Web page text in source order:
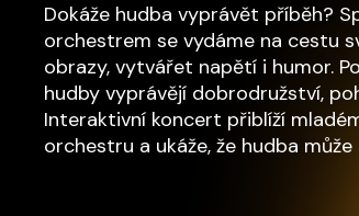
Dokáže hudba vyprávět příběh?
orchestrem se vydáme na cestu
obrazy, vytvářet napětí i humor.
hudby vyprávějí dobrodružství,
Interaktivní koncert přiblíží
orchestru a ukáže, že hudba